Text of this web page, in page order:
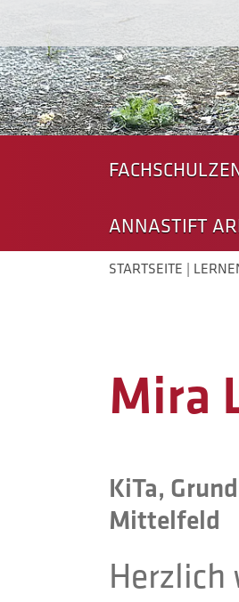
ANNASTIFT
STARTSEITE
Mira
KiTa,
Mittelfeld